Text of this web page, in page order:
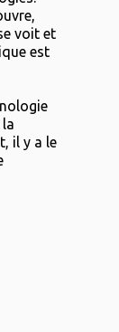
voit et
est
il y a le